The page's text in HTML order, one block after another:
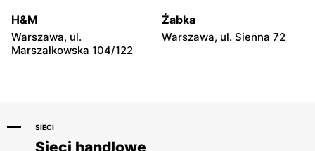
CCC
Nowy Dwór Mazowiecki, ul.
Warszawska 36
CCC
Mińsk Mazowiecki, ul.
H&M
Warszawa, ul.
Marszałkowska 104/122
Żabka
Warszawa, ul. Sienna 72
SIECI
Sieci handlowe